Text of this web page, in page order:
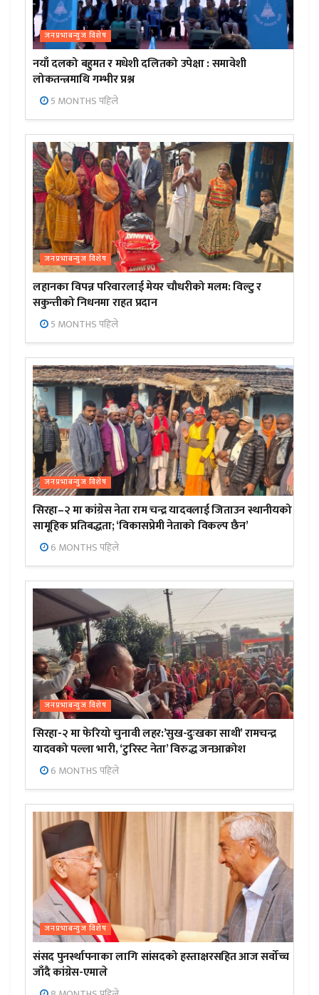
जनप्रभाबन्युज विशेष
नयाँ दलको बहुमत र मधेशी दलितको उपेक्षा : समावेशी
लोकतन्त्रमाथि गम्भीर प्रश्न
5 MONTHS पहिले
जनप्रभाबन्युज विशेष
लहानका विपन्न परिवारलाई मेयर चौधरीको मलम: विल्टु र
सकुन्तीको निधनमा राहत प्रदान
5 MONTHS पहिले
जनप्रभाबन्युज विशेष
सिरहा–२ मा कांग्रेस नेता राम चन्द्र यादवलाई जिताउन स्थानीयको
सामूहिक प्रतिबद्धता; ‘विकासप्रेमी नेताको विकल्प छैन’
6 MONTHS पहिले
जनप्रभाबन्युज विशेष
सिरहा-२ मा फेरियो चुनावी लहर:’सुख-दुःखका साथी’ रामचन्द्र
यादवको पल्ला भारी, ‘टुरिस्ट नेता’ विरुद्ध जनआक्रोश
6 MONTHS पहिले
जनप्रभाबन्युज विशेष
संसद पुनर्स्थापनाका लागि सांसदको हस्ताक्षरसहित आज सर्वोच्च
जाँदै कांग्रेस-एमाले